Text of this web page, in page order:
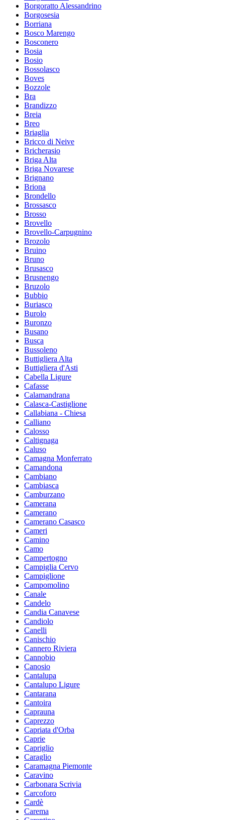
Borgoratto Alessandrino
Borgosesia
Borriana
Bosco Marengo
Bosconero
Bosia
Bosio
Bossolasco
Boves
Bozzole
Bra
Brandizzo
Breia
Breo
Briaglia
Bricco di Neive
Bricherasio
Briga Alta
Briga Novarese
Brignano
Briona
Brondello
Brossasco
Brosso
Brovello
Brovello-Carpugnino
Brozolo
Bruino
Bruno
Brusasco
Brusnengo
Bruzolo
Bubbio
Buriasco
Burolo
Buronzo
Busano
Busca
Bussoleno
Buttigliera Alta
Buttigliera d'Asti
Cabella Ligure
Cafasse
Calamandrana
Calasca-Castiglione
Callabiana - Chiesa
Calliano
Calosso
Caltignaga
Caluso
Camagna Monferrato
Camandona
Cambiano
Cambiasca
Camburzano
Camerana
Camerano
Camerano Casasco
Cameri
Camino
Camo
Campertogno
Campiglia Cervo
Campiglione
Campomolino
Canale
Candelo
Candia Canavese
Candiolo
Canelli
Canischio
Cannero Riviera
Cannobio
Canosio
Cantalupa
Cantalupo Ligure
Cantarana
Cantoira
Caprauna
Caprezzo
Capriata d'Orba
Caprie
Capriglio
Caraglio
Caramagna Piemonte
Caravino
Carbonara Scrivia
Carcoforo
Cardè
Carema